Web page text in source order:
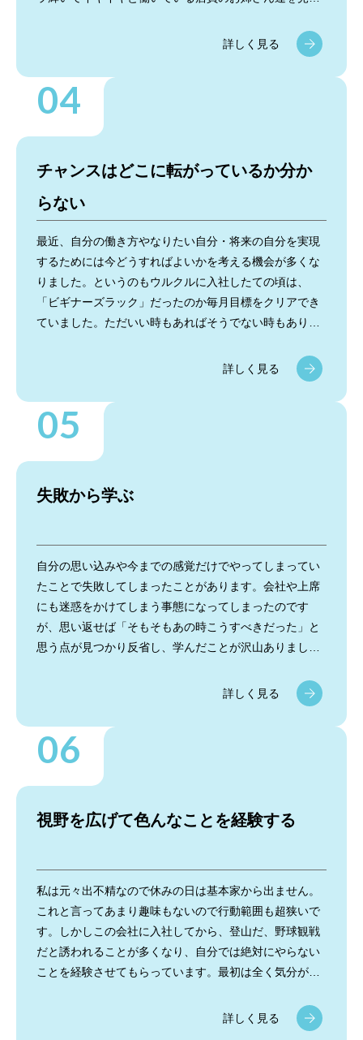
出て道玄坂で電話をしたのを覚えています。無事採用に
はなったものの思い返してみれば、あの時あの場所に行
かなければ夢を掴むことが出来ませんでしたし、休みが
ほとんど無く毎日が忙しかったですが充実した日々を過
と」が大事だと思います。行動することで色んな変化が
起き、良いことも悪いこともありますが、前に進んでい
けるんだと思います。行動あるのみ！
詳しく見る
チャンスはどこに転がっているか分か
らない
最近、自分の働き方やなりたい自分・将来の自分を実現
するためには今どうすればよいかを考える機会が多くな
りました。というのもウルクルに入社したての頃は、
「ビギナーズラック」だったのか毎月目標をクリアでき
ていました。ただいい時もあればそうでない時もあり、
持ちは変わらないのに何がいけないのか自問自答したり
します。業務のやり方を変えるだけでは限界があるな
と。そこでウルクルの最大の良さ「チームの垣根がな
い」ところを活かし、今までは賃貸管理や仲介をやって
夢でもあるマンション購入の勉強も兼ねて、売買に携わ
っていきたいなと思っていたら機会を頂いたり、お付き
合いのあるオーナー様から一棟ビル購入のお話しを相談
み、いつどこでチャンスが転がり込んでくるか分からな
いなと思います。常にアンテナを張って、仕事がいつ来
てもいいように準備をしておくこと。貪欲に変化を恐れ
ず何事にもドンドン挑戦していきたいと思います。もち
ろんお客様の満足が何よりも大切ですが。
詳しく見る
失敗から学ぶ
自分の思い込みや今までの感覚だけでやってしまってい
たことで失敗してしまったことがあります。会社や上席
にも迷惑をかけてしまう事態になってしまったのです
が、思い返せば「そもそもあの時こうすべきだった」と
思う点が見つかり反省し、学んだことが沢山ありまし
うすべきだった」と思ったことは次に活かそう！失敗し
た時の気持ちを絶対忘れない、次は失敗しない！と心に
誓い業務をブラッシュアップするように心がけていま
す。
詳しく見る
視野を広げて色んなことを経験する
私は元々出不精なので休みの日は基本家から出ません。
これと言ってあまり趣味もないので行動範囲も超狭いで
す。しかしこの会社に入社してから、登山だ、野球観戦
だと誘われることが多くなり、自分では絶対にやらない
ことを経験させてもらっています。最初は全く気分が乗
しくて新鮮な気持ちになります。自分の価値観や固定概
念で今まで損をしてきたなと改めて思い知らされまし
詳しく見る